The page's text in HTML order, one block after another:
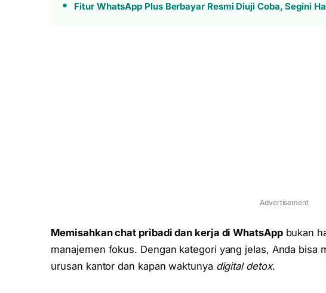
Fitur WhatsApp Plus Berbayar Resmi Diuji Coba, Segini
Advertisement
Memisahkan chat pribadi dan kerja di WhatsAppbukan
manajemen fokus. Dengan kategori yang jelas, Anda bisa
urusan kantor dan kapan waktunya digital detox.